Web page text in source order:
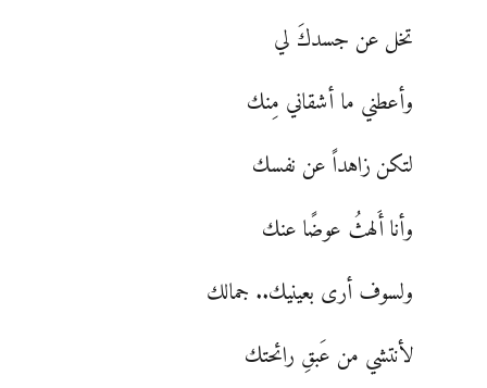
تخل عن جسدكَ لي
وأعطني ما أشقاني مِنك
لتكن زاهداً عن نفسك
وأنا أَلهثُ عوضًا عنك
ولسوف أرى بعينيك.. جمالك
لأنتشي من عَبقِ رائحتك